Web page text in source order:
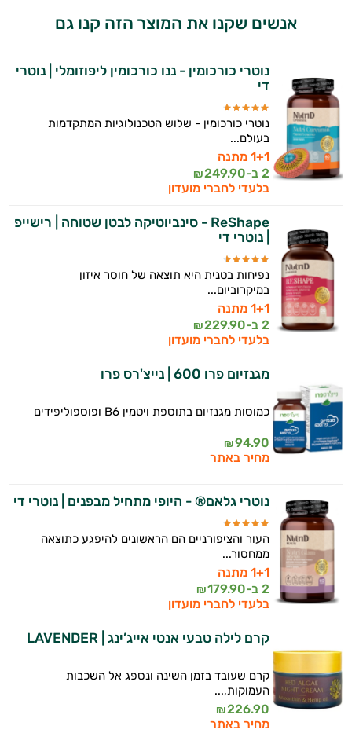
אנשים שקנו את המוצר הזה קנו גם
נוטרי כורכומין - ננו כורכומין ליפוזומלי | נוטרי
די
נוטרי כורכומין - שלוש הטכנולוגיות המתקדמות
בעולם...
1+1 מתנה
2 ב-
249.90
₪
בלעדי לחברי מועדון
ReShape - סינביוטיקה לבטן שטוחה | רישייפ
| נוטרי די
נפיחות בטנית היא תוצאה של חוסר איזון
במיקרוביום...
1+1 מתנה
2 ב-
229.90
₪
בלעדי לחברי מועדון
מגנזיום פרו 600 | נייצ'רס פרו
כמוסות מגנזיום בתוספת ויטמין B6 ופוספוליפידים
94.90
₪
מחיר באתר
נוטרי גלאם® - היופי מתחיל מבפנים | נוטרי די
העור והציפורניים הם הראשונים להיפגע כתוצאה
ממחסור...
1+1 מתנה
2 ב-
179.90
₪
בלעדי לחברי מועדון
קרם לילה טבעי אנטי אייג’ינג | LAVENDER
קרם שעובד בזמן השינה ונספג אל השכבות
העמוקות,...
226.90
₪
מחיר באתר
אני יועץ הבריאות האישי AI של טבע בריא.
וספרות מקצועית בתחומי הרפואה הטבעית
ותזונת הספורט.
אני כאן כדי לעזור לך להתאים את תוספי
התזונה ומוצרי הבריאות המדויקים למטרות
ולמצב הגופני שלך, ולהסביר לך אילו רכיבים
עובדים יחד כדי למקסם תוצאות גם בחיי היום
יום וגם בתחום הכושר והספורט.
המטרה שלי היא להתאים עבורך המלצות
אישיות מבוססות מדעית.
זה הזמן להתחיל. איך אוכל לעזור?